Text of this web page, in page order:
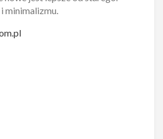
minimalizmu.